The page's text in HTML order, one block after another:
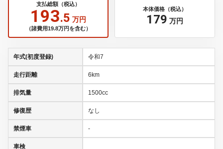
支払総額（税込）
193.5 万円
（諸費用19.8万円を含む）
本体価格（税込）
179 万円
年式(初度登録) 令和7
走行距離 6km
排気量 1500cc
修復歴 なし
禁煙車 -
車検